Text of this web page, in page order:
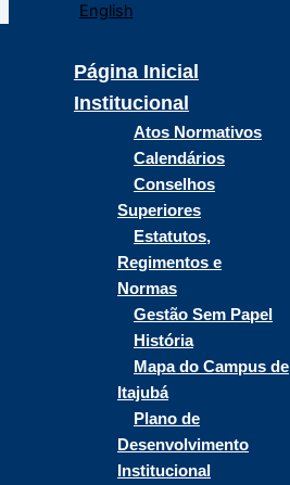
English
Página Inicial
Institucional
Atos Normativos
Calendários
Conselhos
Superiores
Estatutos,
Regimentos e
Normas
Gestão Sem Papel
História
Mapa do Campus de
Itajubá
Plano de
Desenvolvimento
Institucional